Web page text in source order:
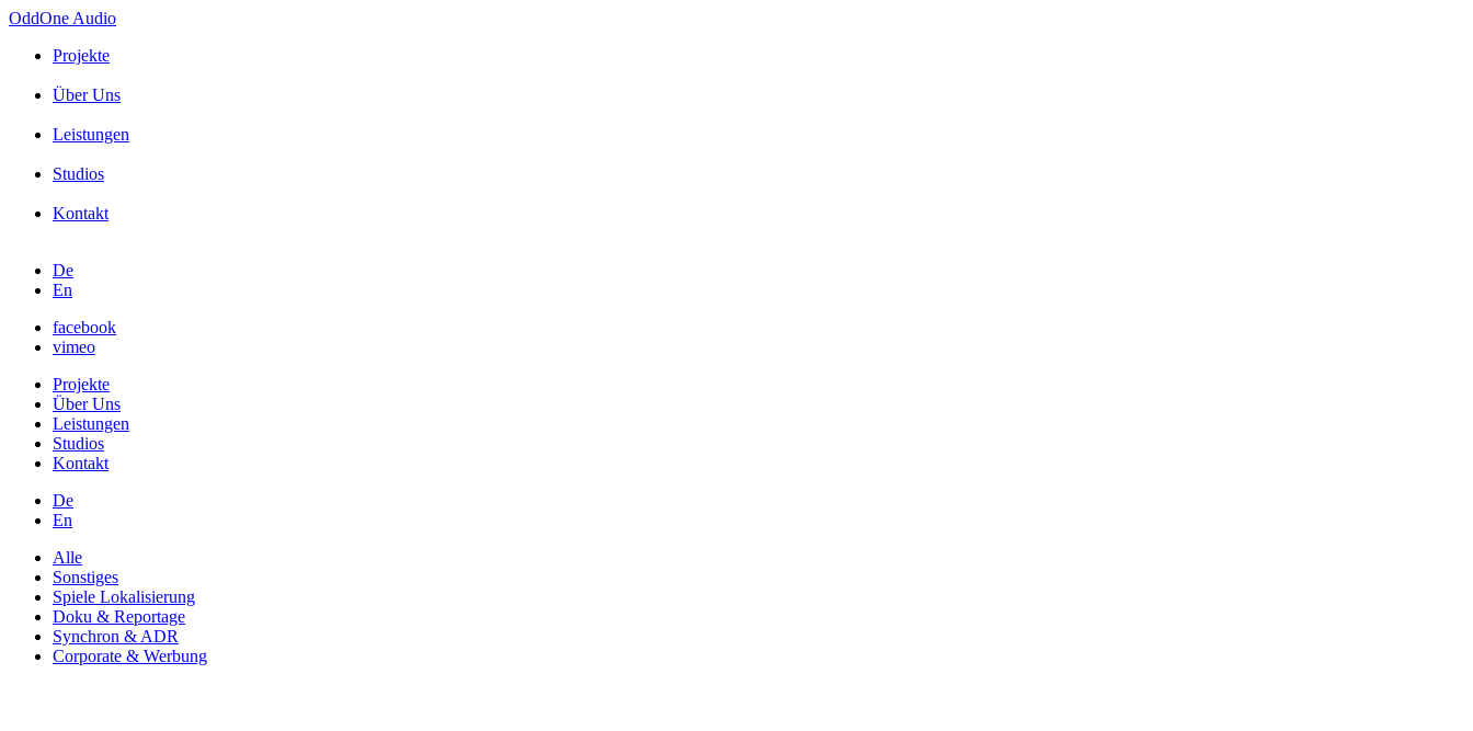
OddOne Audio
Projekte
Über Uns
Leistungen
Studios
Kontakt
De
En
facebook
vimeo
Projekte
Über Uns
Leistungen
Studios
Kontakt
De
En
Alle
Sonstiges
Spiele Lokalisierung
Doku & Reportage
Synchron & ADR
Corporate & Werbung